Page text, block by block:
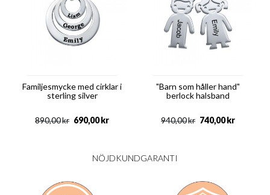
Familjesmycke med cirklar i
sterling silver
kr
890,00 kr
690,00
"Barn som håller hand"
berlock halsband
kr
940,00 kr
740,00
NÖJDKUNDGARANTI